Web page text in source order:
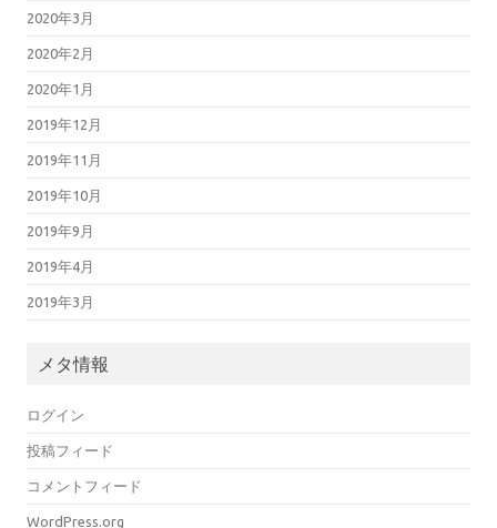
2020年3月
2020年2月
2020年1月
2019年12月
2019年11月
2019年10月
2019年9月
2019年4月
2019年3月
メタ情報
ログイン
投稿フィード
コメントフィード
WordPress.org